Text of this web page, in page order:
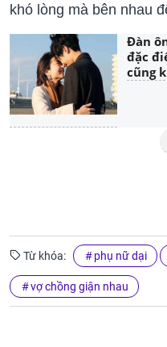
khó lòng mà bên nhau
Đàn
đặc
cũng
Từ khóa: phụ nữ dại
vợ chồng giận nhau